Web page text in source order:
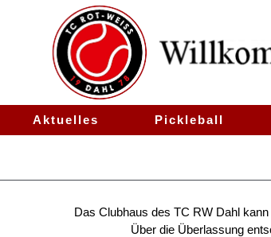
Aktuelles Pickleball
Das Clubhaus des TC RW Dahl
Über die Überlassung